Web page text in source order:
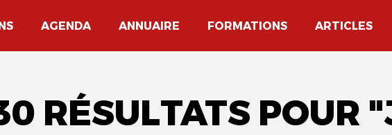
AGENDA ANNUAIRE FORMATIONS ARTICLES
RÉSULTATS POUR